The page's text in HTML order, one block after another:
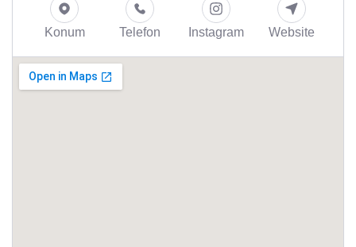
Konum Telefon Instagram Website